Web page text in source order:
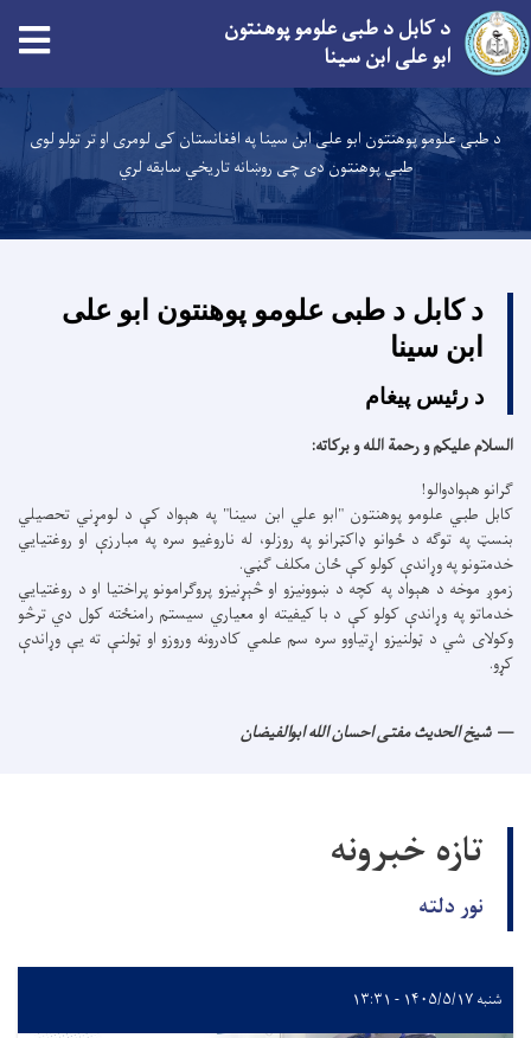
منځپانګه
دانګل
د کابل د طبی علومو پوهنتون
ابو علی ابن سینا
د طبی علومو پوهنتون ابو علی ابن سینا په افغانستان کی لومری او تر تولو لوی
طبي پوهنتون دی چی روښانه تاریخي سابقه لري
د کابل د طبی علومو پوهنتون ابو علی
ابن سینا
د رئیس پیغام
السلام عليكم و رحمة الله و بركاته:
ګرانو هېوادوالو!
کابل طبي علومو پوهنتون "ابو علي ابن سینا" په هېواد کې د لومړني تحصیلي
بنسټ په توګه د ځوانو ډاکټرانو په روزلو، له ناروغیو سره په مبارزې او روغتیايي
خدمتونو په وړاندې کولو کې ځان مکلف ګڼي.
زموږ موخه د هېواد په کچه د ښوونیزو او څېړنیزو پروګرامونو پراختیا او د روغتیايي
خدماتو په وړاندې کولو کې د با کیفیته او معیاري سیستم رامنځته کول دي ترڅو
وکولای شي د ټولنیزو اړتیاوو سره سم علمي کادرونه وروزو او ټولنې ته یې وړاندې
کړو.
شیخ الحدیث مفتی احسان الله ابوالفیضان
تازه خبرونه
نور دلته
شنبه ۱۴۰۵/۵/۱۷ - ۱۳:۳۱